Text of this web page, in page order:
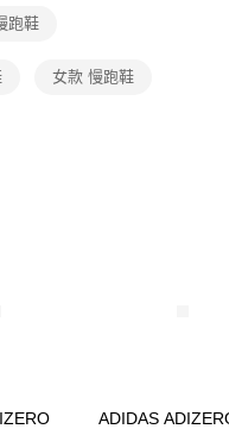
先享後付」服務完成之交
監護人之同意方可使用
帳號之用戶狀況，依本公司即
跑鞋
女款 慢跑鞋
ADIDAS